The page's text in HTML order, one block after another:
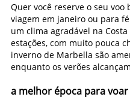
Quer você reserve o seu
viagem em janeiro ou para
um clima agradável na
estações, com muito pouca
inverno de Marbella são
enquanto os verões
a melhor época para